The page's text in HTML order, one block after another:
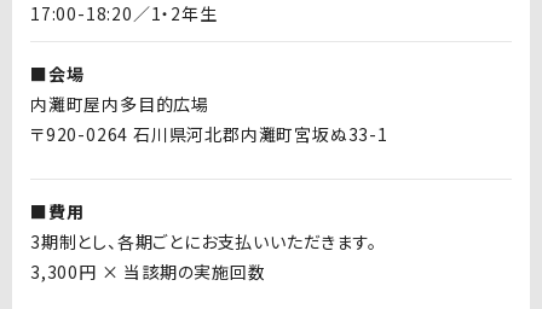
17:00-18:20／1・2年生
■会場
内灘町屋内多目的広場
〒920-0264 石川県河北郡内灘町宮坂ぬ33-1
■費用
3期制とし、各期ごとにお支払いいただきます。
3,300円 × 当該期の実施回数